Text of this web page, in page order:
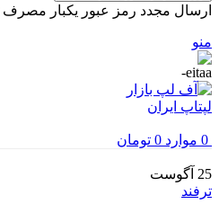
ارسال مجدد رمز عبور یکبار مصرف
منو
0 موارد 0 تومان
25 آگوست
ترفند